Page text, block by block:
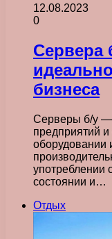
12.08.2023
0
Сервера
бизнеса
Серверы б/у —
предприятий и
оборудовании
употреблении
состоянии и…
Отдых